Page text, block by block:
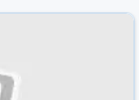
وكالة كونا الكويتية